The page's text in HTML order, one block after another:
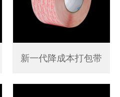
新一代降成本打包带